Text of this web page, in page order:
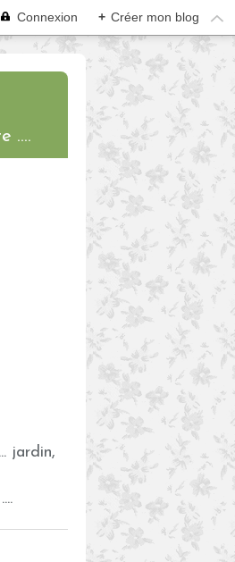
Connexion + Créer mon blog
....
jardin,